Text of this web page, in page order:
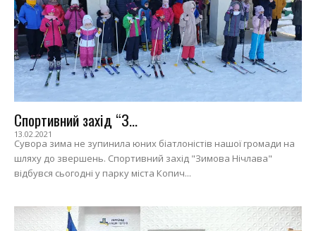
Спортивний захід “З...
13.02.2021
Сувора зима не зупинила юних біатлоністів нашої громади на
шляху до звершень. Спортивний захід "Зимова Нічлава"
відбувся сьогодні у парку міста Копич...